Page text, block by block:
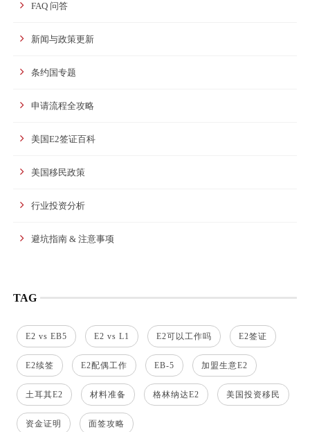
FAQ 问答
新闻与政策更新
条约国专题
申请流程全攻略
美国E2签证百科
美国移民政策
行业投资分析
避坑指南 & 注意事项
TAG
E2 vs EB5 E2 vs L1 E2可以工作吗 E2签证
E2续签 E2配偶工作 EB-5 加盟生意E2
土耳其E2 材料准备 格林纳达E2 美国投资移民
资金证明 面签攻略